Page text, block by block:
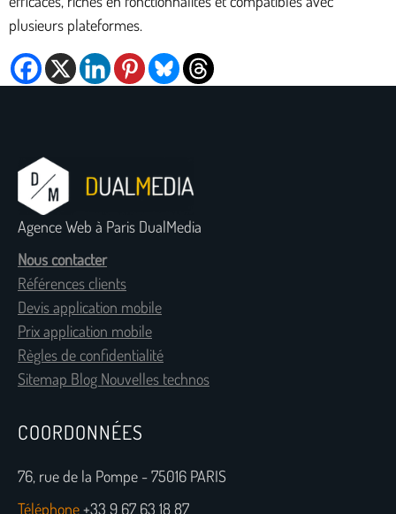
plusieurs plateformes.
Agence Web à Paris DualMedia
Nous contacter
Références clients
Devis application mobile
Prix application mobile
Règles de confidentialité
Sitemap Blog Nouvelles technos
COORDONNÉES
76, rue de la Pompe - 75016 PARIS
Téléphone+33 9 67 63 18 87